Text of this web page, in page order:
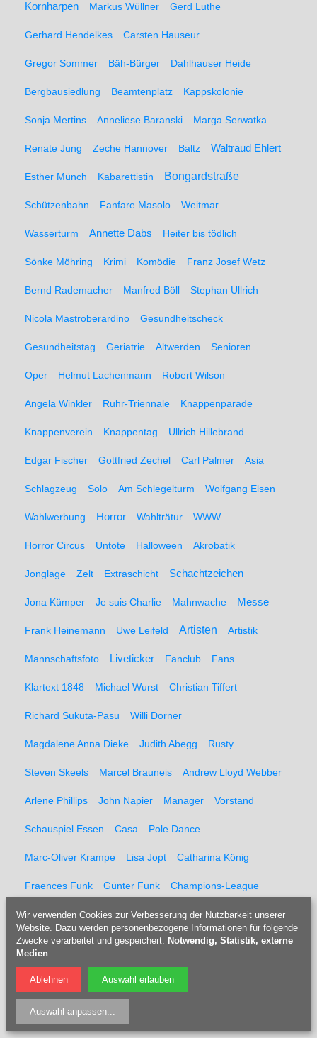
Kornharpen Markus Wüllner Gerd Luthe
Gerhard Hendelkes Carsten Hauseur
Gregor Sommer Bäh-Bürger Dahlhauser Heide
Bergbausiedlung Beamtenplatz Kappskolonie
Sonja Mertins Anneliese Baranski Marga Serwatka
Renate Jung Zeche Hannover Baltz Waltraud Ehlert
Esther Münch Kabarettistin Bongardstraße
Schützenbahn Fanfare Masolo Weitmar
Wasserturm Annette Dabs Heiter bis tödlich
Sönke Möhring Krimi Komödie Franz Josef Wetz
Bernd Rademacher Manfred Böll Stephan Ullrich
Nicola Mastroberardino Gesundheitscheck
Gesundheitstag Geriatrie Altwerden Senioren
Oper Helmut Lachenmann Robert Wilson
Angela Winkler Ruhr-Triennale Knappenparade
Knappenverein Knappentag Ullrich Hillebrand
Edgar Fischer Gottfried Zechel Carl Palmer Asia
Schlagzeug Solo Am Schlegelturm Wolfgang Elsen
Wahlwerbung Horror Wahlträtur WWW
Horror Circus Untote Halloween Akrobatik
Jonglage Zelt Extraschicht Schachtzeichen
Jona Kümper Je suis Charlie Mahnwache Messe
Frank Heinemann Uwe Leifeld Artisten Artistik
Mannschaftsfoto Liveticker Fanclub Fans
Klartext 1848 Michael Wurst Christian Tiffert
Richard Sukuta-Pasu Willi Dorner
Magdalene Anna Dieke Judith Abegg Rusty
Steven Skeels Marcel Brauneis Andrew Lloyd Webber
Arlene Phillips John Napier Manager Vorstand
Schauspiel Essen Casa Pole Dance
Marc-Oliver Krampe Lisa Jopt Catharina König
Fraences Funk Günter Funk Champions-League
Finale Wembley Mathias Schober
Franz Beckenbauer U13 Trikots Trikotsammlung
Auktion Kidsday Kindertag Hochzeit
Andreas Grothgar TV Bochum 1848
SV Germania 1906 Bochum
Wir verwenden Cookies zur Verbesserung der Nutzbarkeit unserer
Website. Dazu werden personenbezogene Informationen für folgende
Zwecke verarbeitet und gespeichert: Notwendig, Statistik, externe
Medien.
Ablehnen Auswahl erlauben
Auswahl anpassen...